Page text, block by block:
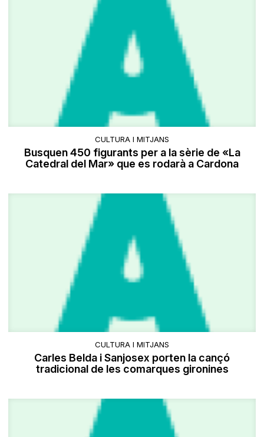
CULTURA I MITJANS
Busquen 450 figurants per a la sèrie de «La
Catedral del Mar» que es rodarà a Cardona
CULTURA I MITJANS
Carles Belda i Sanjosex porten la cançó
tradicional de les comarques gironines